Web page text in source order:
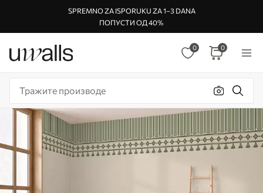
SPREMNO ZA ISPORUKU ZA 1–3 DANA
ПОПУСТИ ОД 40%
0 0